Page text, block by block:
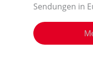
Sendungen in